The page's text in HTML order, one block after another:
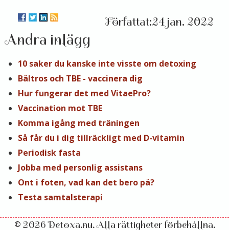
24 jan. 2022
Andra inlägg
10 saker du kanske inte visste om detoxing
Bältros och TBE - vaccinera dig
Hur fungerar det med VitaePro?
Vaccination mot TBE
Komma igång med träningen
Så får du i dig tillräckligt med D-vitamin
Periodisk fasta
Jobba med personlig assistans
Ont i foten, vad kan det bero på?
Testa samtalsterapi
© 2026 Detoxa.nu. Alla rättigheter förbehållna.